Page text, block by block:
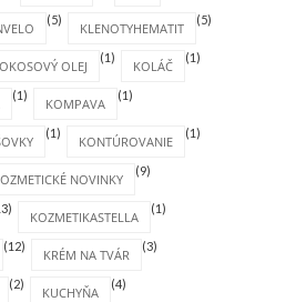
(5)
KLENOTYHEMATIT
(5)
OLEJ
(1)
KOLÁČ
(1)
(1)
KOMPAVA
(1)
(1)
KONTÚROVANIE
(1)
NOVINKY
(9)
KOZMETIKASTELLA
(1)
(12)
KRÉM NA TVÁR
(3)
(2)
KUCHYŇA
(4)